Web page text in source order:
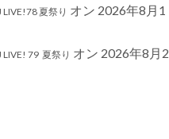
LIVE!78 夏祭り オン 2026年8月1
LIVE! 79 夏祭り オン 2026年8月2